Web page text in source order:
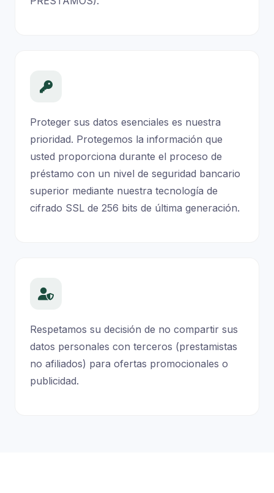
Proteger sus datos esenciales es nuestra
prioridad. Protegemos la información que
usted proporciona durante el proceso de
préstamo con un nivel de seguridad bancario
superior mediante nuestra tecnología de
cifrado SSL de 256 bits de última generación.
Respetamos su decisión de no compartir sus
datos personales con terceros (prestamistas
no afiliados) para ofertas promocionales o
publicidad.